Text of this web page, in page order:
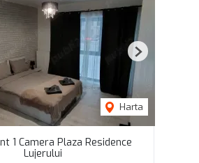
Harta
Next
1 Camera Plaza Residence
Lujerului